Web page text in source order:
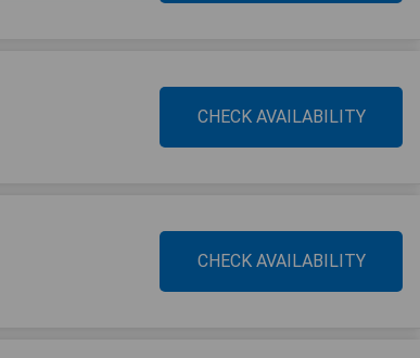
CHECK AVAILABILITY
CHECK AVAILABILITY